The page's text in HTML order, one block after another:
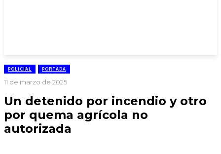
POLICIAL PORTADA
11 de marzo de 2025
Un detenido por incendio y otro
por quema agrícola no
autorizada